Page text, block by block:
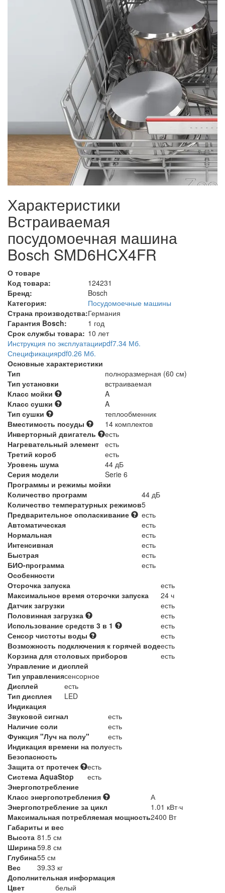
Характеристики
Встраиваемая
посудомоечная машина
Bosch SMD6HCX4FR
О товаре
Код товара:
124231
Бренд:
Bosch
Категория:
Посудомоечные машины
Страна производства:Германия
Гарантия Bosch:
1 год
Срок службы товара: 10 лет
Инструкция по эксплуатацииpdf7.34 Мб.
Спецификацияpdf0.26 Мб.
Основные характеристики
Тип
полноразмерная (60 см)
Тип установки
встраиваемая
Класс мойки
A
Класс сушки
A
Тип сушки
теплообменник
Вместимость посуды
14 комплектов
Инверторный двигатель
есть
Нагревательный элемент есть
Третий короб
есть
Уровень шума
44 дБ
Серия модели
Serie 6
Программы и режимы мойки
Количество программ
44 дБ
Количество температурных режимов5
Предварительное ополаскивание
есть
Автоматическая
есть
Нормальная
есть
Интенсивная
есть
Быстрая
есть
БИО-программа
есть
Особенности
Отсрочка запуска
есть
Максимальное время отсрочки запуска
24 ч
Датчик загрузки
есть
Половинная загрузка
есть
Использование средств 3 в 1
есть
Сенсор чистоты воды
есть
Возможность подключения к горячей водеесть
Корзина для столовых приборов
есть
Управление и дисплей
Тип управлениясенсорное
Дисплей
есть
Тип дисплея
LED
Индикация
Звуковой сигнал
есть
Наличие соли
есть
Функция "Луч на полу"
есть
Индикация времени на полуесть
Безопасность
Защита от протечек
есть
Система AquaStop
есть
Энергопотребление
Класс энергопотребления
А
Энергопотребление за цикл
1.01 кВт·ч
Максимальная потребляемая мощность2400 Вт
Габариты и вес
Высота 81.5 см
Ширина59.8 см
Глубина55 см
Вес
39.33 кг
Дополнительная информация
Цвет
белый